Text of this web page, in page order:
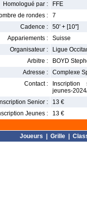
Homologué par :
FFE
de rondes :
7
Cadence :
50' + [10'']
Appariements :
Suisse
Organisateur :
Ligue
Arbitre :
BOYD
Adresse :
Complexe
Contact :
Inscription
jeunes-
Inscription Senior :
13 €
Jeunes :
13 €
Joueurs Grille